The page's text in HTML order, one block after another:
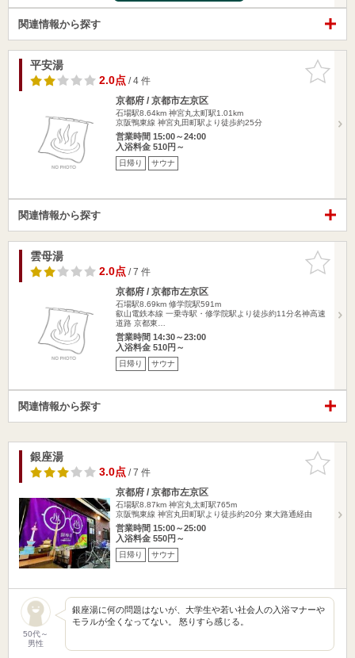
関連情報から探す
お気に入
りに追加
平安湯
2.0点/ 4 件
京都府 / 京都市左京区
石場駅8.64km 神宮丸太町駅1.01km
京阪鴨東線 神宮丸田町駅より徒歩約25分
営業時間 15:00～24:00
入浴料金 510円～
日帰り サウナ
関連情報から探す
お気に入
りに追加
雲母湯
2.0点/ 7 件
京都府 / 京都市左京区
石場駅8.69km 修学院駅591m
叡山電鉄本線 一乗寺駅・修学院駅より徒歩約11分名神高速
道路 京都東…
営業時間 14:30～23:00
入浴料金 510円～
日帰り サウナ
関連情報から探す
お気に入
りに追加
銀座湯
3.0点/ 7 件
京都府 / 京都市左京区
石場駅8.87km 神宮丸太町駅765m
京阪鴨東線 神宮丸田町駅より徒歩約20分 東大路通経由
営業時間 15:00～25:00
入浴料金 550円～
日帰り サウナ
50代～
男性
銀座湯に何の問題はないが、大学生や若い社会人の入浴マナーや
モラルが全くなってない。 怒りすら感じる。